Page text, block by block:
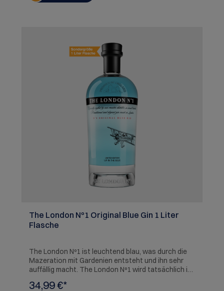
The London Nº1 Original Blue Gin 1 Liter
Flasche
The London Nº1 ist leuchtend blau, was durch die
Mazeration mit Gardenien entsteht und ihn sehr
auffällig macht. The London Nº1 wird tatsächlich in
Jahrhunderts hergestellt, als London Umschlagsort
34,99 €*